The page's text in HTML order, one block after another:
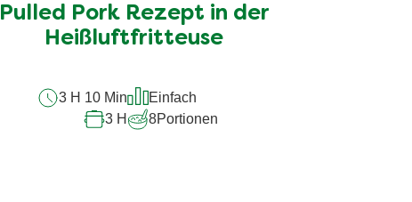
für
dieses
Pulled Pork Rezept in der
Heißluftfritteuse
3 H 10 Min
Einfach
3 H
8Portionen